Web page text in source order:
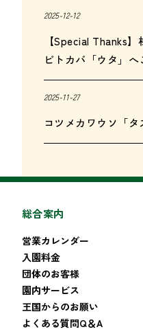
2025-12-12
【Special Thanks
ビトカバ「ウタ」
2025-11-27
コツメカワウソ「
総合案内
営業カレンダー
入園料金
団体のお客様
園内サービス
王国からのお願い
よくある質問Q＆A